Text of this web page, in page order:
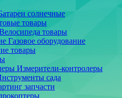
солнечные
товары
товары
Газовое оборудование
товары
Измерители-контролеры
сада
запчасти